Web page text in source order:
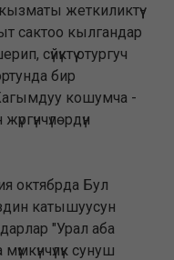
жеткиликтүү-
сактоо кылгандар
сүйүктүү отургуч
бир
кошумча -
октябрда Бул
катышуусун
"Урал аба
сунуш